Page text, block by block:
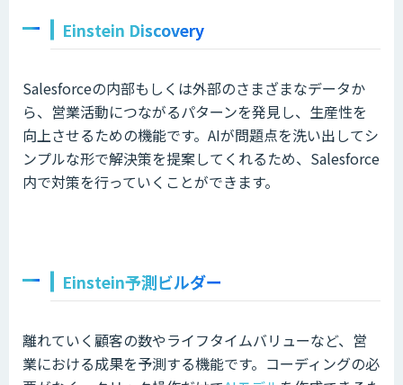
Einstein Discovery
Salesforceの内部もしくは外部のさまざまなデータか
ら、営業活動につながるパターンを発見し、生産性を
向上させるための機能です。AIが問題点を洗い出してシ
ンプルな形で解決策を提案してくれるため、Salesforce
内で対策を行っていくことができます。
Einstein予測ビルダー
離れていく顧客の数やライフタイムバリューなど、営
業における成果を予測する機能です。コーディングの必